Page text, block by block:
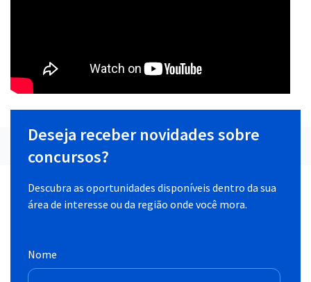
Deseja receber novidades sobre
concursos?
Descubra as oportunidades disponíveis dentro da sua
área de interesse ou da região onde você mora.
Nome